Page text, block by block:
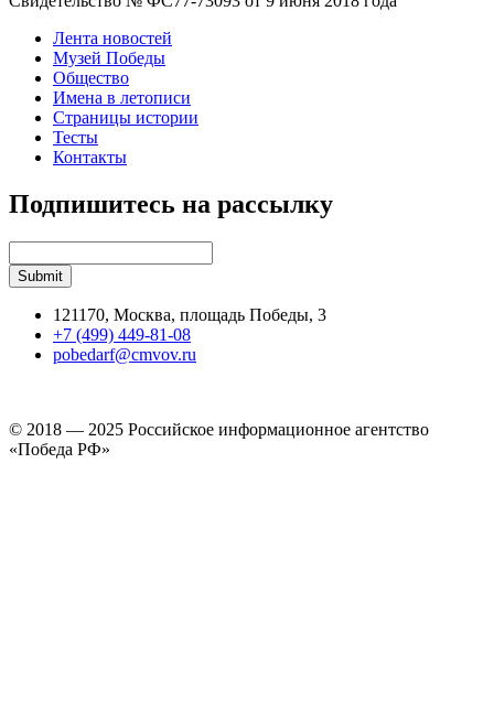
Лента новостей
Музей Победы
Общество
Имена в летописи
Страницы истории
Тесты
Контакты
Подпишитесь на рассылку
121170, Москва, площадь Победы, 3
+7 (499) 449-81-08
pobedarf@cmvov.ru
© 2018 — 2025 Российское информационное агентство
«Победа РФ»